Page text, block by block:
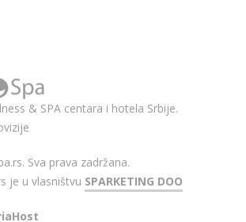
& SPA centara i hotela Srbije.
Sva prava zadržana.
je u vlasništvu SPARKETING DOO